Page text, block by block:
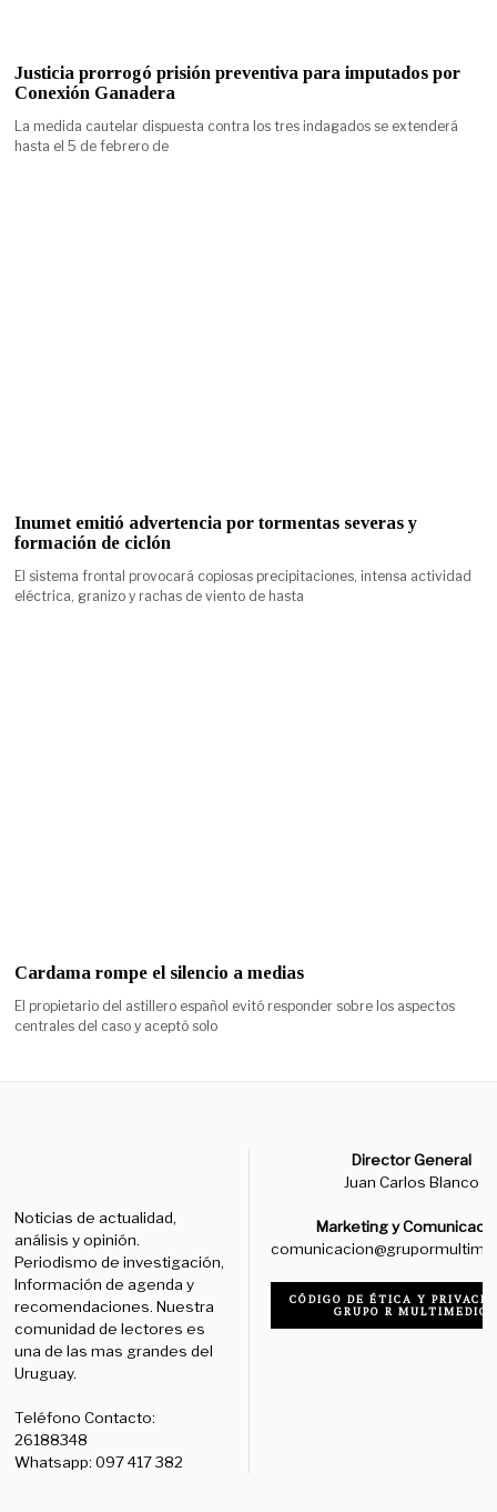
Justicia prorrogó prisión preventiva para imputados por
Conexión Ganadera
La medida cautelar dispuesta contra los tres indagados se extenderá
hasta el 5 de febrero de
Inumet emitió advertencia por tormentas severas y
formación de ciclón
El sistema frontal provocará copiosas precipitaciones, intensa actividad
eléctrica, granizo y rachas de viento de hasta
Cardama rompe el silencio a medias
El propietario del astillero español evitó responder sobre los aspectos
centrales del caso y aceptó solo
Noticias de actualidad,
análisis y opinión.
Periodismo de investigación,
Información de agenda y
recomendaciones. Nuestra
comunidad de lectores es
una de las mas grandes del
Uruguay.
Teléfono Contacto:
26188348
Whatsapp: 097 417 382
Director General
Juan Carlos Blanco
Marketing y
CÓDIGO DE ÉTICA Y
GRUPO R MULTIMEDIO